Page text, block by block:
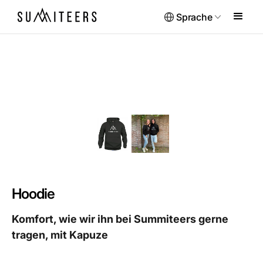
Sprache
Hoodie
Komfort, wie wir ihn bei Summiteers gerne
tragen, mit Kapuze